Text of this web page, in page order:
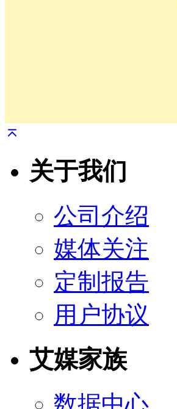
关于我们
公司介绍
媒体关注
定制报告
用户协议
艾媒家族